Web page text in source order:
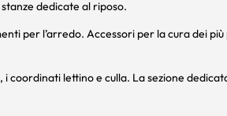
dedicate al riposo.
per l’arredo. Accessori per la cura dei
, i coordinati lettinoe culla. La sezione